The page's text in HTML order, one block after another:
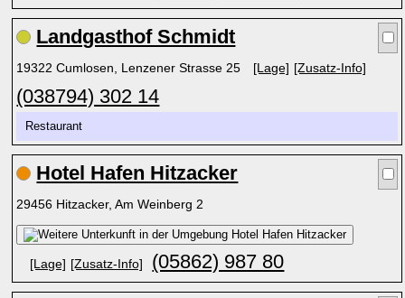
Landgasthof Schmidt
19322 Cumlosen, Lenzener Strasse 25 [Lage] [Zusatz-Info]
(038794) 302 14
Restaurant
Hotel Hafen Hitzacker
29456 Hitzacker, Am Weinberg 2
[Lage] [Zusatz-Info] (05862) 987 80